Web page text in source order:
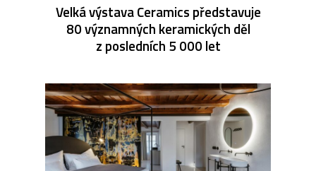
Velká výstava Ceramics představuje
80 významných keramických děl
z posledních 5 000 let